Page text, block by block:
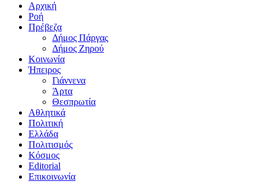
Αρχική
Ροή
Πρέβεζα
Δήμος Πάργας
Δήμος Ζηρού
Κοινωνία
Ήπειρος
Γιάννενα
Άρτα
Θεσπρωτία
Αθλητικά
Πολιτική
Ελλάδα
Πολιτισμός
Κόσμος
Editorial
Επικοινωνία